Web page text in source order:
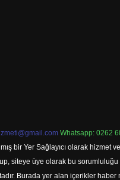
Whatsapp: 0262
bir Yer Sağlayıcı olarak
siteye üye olarak bu
Burada yer alan içerikler